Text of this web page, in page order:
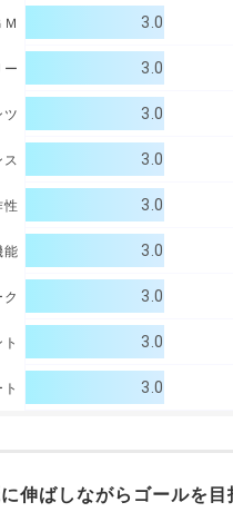
Ｍ 3.0
ー 3.0
ツ 3.0
ス 3.0
性 3.0
能 3.0
3.0
3.0
3.0
伸ばしながらゴールを目